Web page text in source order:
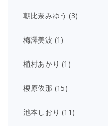
朝比奈みゆう (3)
梅澤美波 (1)
植村あかり (1)
榎原依那 (15)
池本しおり (11)